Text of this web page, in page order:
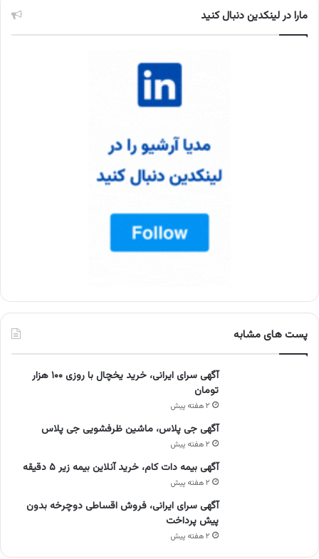
مارا در لینکدین دنبال کنید
پست های مشابه
آگهی سرای ایرانی، خرید یخچال با روزی ۱۰۰ هزار
تومان
۲ هفته پیش
آگهی جی پلاس، ماشین ظرفشویی جی پلاس
۲ هفته پیش
آگهی بیمه دات کام، خرید آنلاین بیمه زیر ۵ دقیقه
۲ هفته پیش
آگهی سرای ایرانی، فروش اقساطی دوچرخه بدون
پیش پرداخت
۲ هفته پیش